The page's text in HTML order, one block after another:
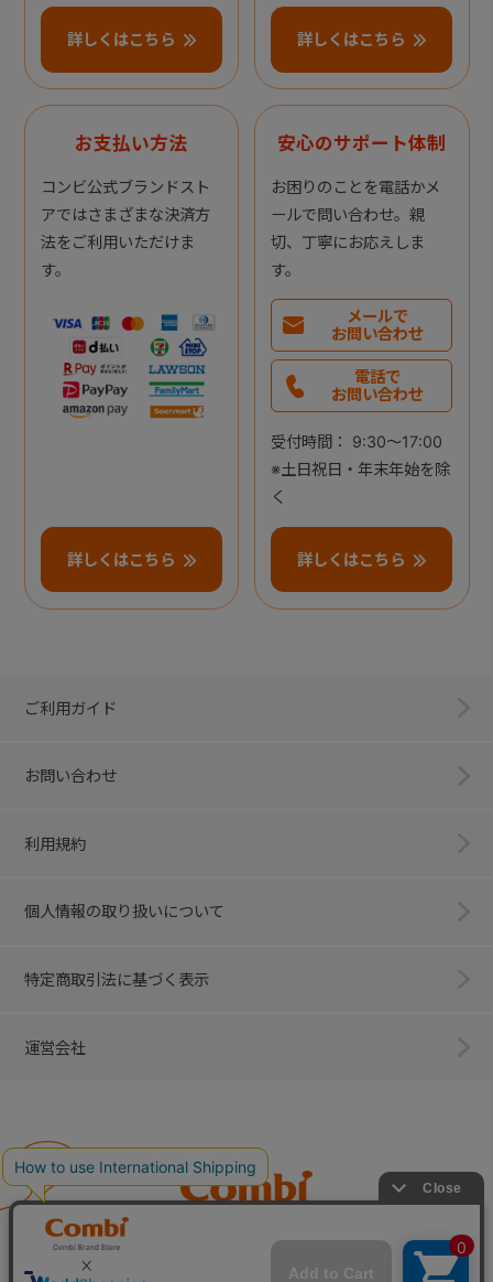
詳しくはこちら 詳しくはこちら
お支払い方法
コンビ公式ブランドスト
アではさまざまな決済方
法をご利用いただけま
す。
詳しくはこちら
安心のサポート体制
お困りのことを電話かメ
ールで問い合わせ。親
切、丁寧にお応えしま
す。
メールで
お問い合わせ
電話で
お問い合わせ
受付時間： 9:30～17:00
※土日祝日・年末年始を除
く
詳しくはこちら
ご利用ガイド
お問い合わせ
利用規約
個人情報の取り扱いについて
特定商取引法に基づく表示
運営会社
子育てに、イノベーションを。
ベビー用品のコンビ株式会社